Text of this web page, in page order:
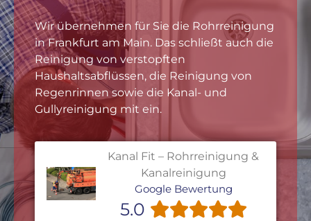
Wir übernehmen für Sie die Rohrreinigung
in Frankfurt am Main. Das schließt auch die
Reinigung von verstopften
Haushaltsabflüssen, die Reinigung von
Regenrinnen sowie die Kanal- und
Gullyreinigung mit ein.
Kanal Fit – Rohrreinigung &
Kanalreinigung
Google Bewertung
5.0